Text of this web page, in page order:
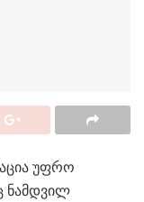
უფრო
ნამდვილ